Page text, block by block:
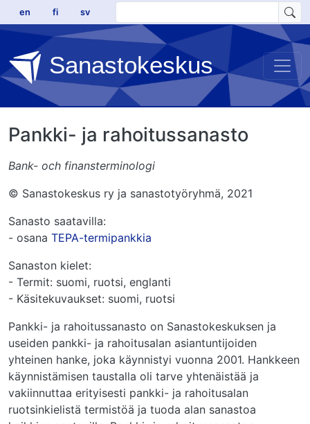
Hyppää pääsisältöön
en fi sv
Sanastokeskus
Pankki- ja rahoitussanasto
Bank- och finansterminologi
© Sanastokeskus ry ja sanastotyöryhmä, 2021
Sanasto saatavilla:
- osana TEPA-termipankkia
Sanaston kielet:
- Termit: suomi, ruotsi, englanti
- Käsitekuvaukset: suomi, ruotsi
Pankki- ja rahoitussanasto on Sanastokeskuksen ja
useiden pankki- ja rahoitusalan asiantuntijoiden
yhteinen hanke, joka käynnistyi vuonna 2001. Hankkeen
käynnistämisen taustalla oli tarve yhtenäistää ja
vakiinnuttaa erityisesti pankki- ja rahoitusalan
ruotsinkielistä termistöä ja tuoda alan sanastoa